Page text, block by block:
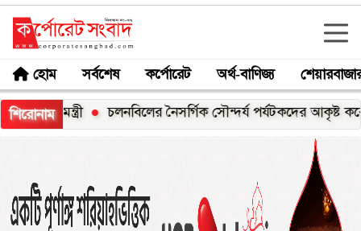
হোম সর্বশেষ কর্পোরেট অর্থ-বাণিজ্য
শিরোনামচলনবিলের নৈসর্গিক সৌন্দর্য পর্যটকদের আকৃষ্ট করে: